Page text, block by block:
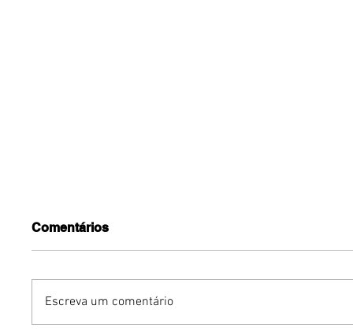
Comentários
Escreva um comentário